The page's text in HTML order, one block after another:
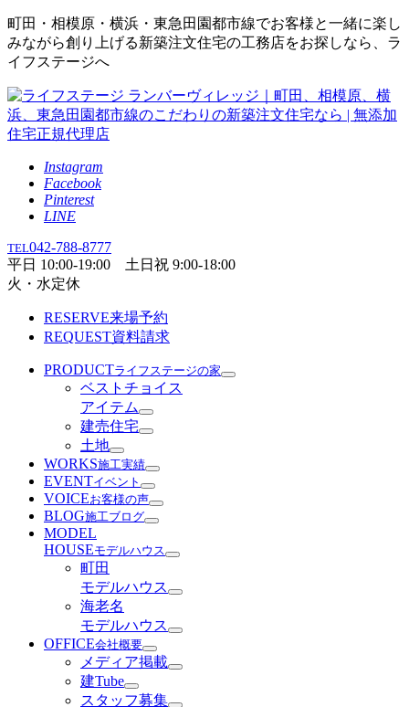
町田・相模原・横浜・東急田園都市線でお客様と一緒に楽し
みながら創り上げる新築注文住宅の工務店をお探しなら、ラ
イフステージへ
Instagram
Facebook
Pinterest
LINE
TEL042-788-8777
平日 10:00-19:00 土日祝 9:00-18:00
火・水定休
RESERVE来場予約
REQUEST資料請求
PRODUCTライフステージの家
ベストチョイス
アイテム
建売住宅
土地
WORKS施工実績
EVENTイベント
VOICEお客様の声
BLOG施工ブログ
MODEL
HOUSEモデルハウス
町田
モデルハウス
海老名
モデルハウス
OFFICE会社概要
メディア掲載
建Tube
スタッフ募集